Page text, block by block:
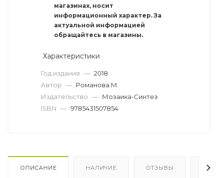
магазинах, носит
информационный характер. За
актуальной информацией
обращайтесь в магазины.
Характеристики
Год издания — 2018
Автор — Романова М.
Издательство — Мозаика-Синтез
ISBN — 9785431507854
ОПИСАНИЕ НАЛИЧИЕ ОТЗЫВЫ